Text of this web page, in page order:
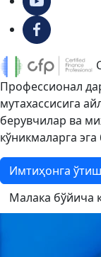
Профессионал
мутахассисига
берувчилар ва
кўникмаларга эга
Имтиҳонга ўтиш
Малака бўйича